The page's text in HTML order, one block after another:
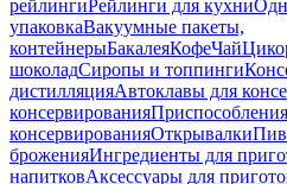
рейлингиРейлинги для кухни
упаковкаВакуумные пакеты,
контейнерыБакалеяКофеЧай
шоколадСиропы и топпинги
дистилляцияАвтоклавы для
консервирования
консервированияОткрывалки
броженияИнгредиенты для
напитковАксессуары для